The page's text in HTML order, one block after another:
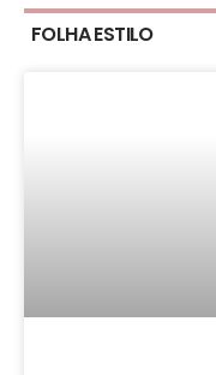
FOLHA ESTILO